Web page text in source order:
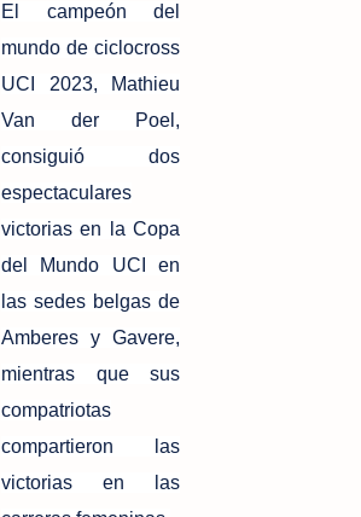
El campeón del
mundo de ciclocross
UCI 2023, Mathieu
Van der Poel,
consiguió dos
espectaculares
victorias en la Copa
del Mundo UCI en
las sedes belgas de
Amberes y Gavere,
mientras que sus
compatriotas
compartieron las
victorias en las